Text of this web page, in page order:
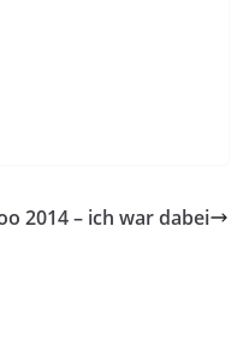
2014 – ich war dabei